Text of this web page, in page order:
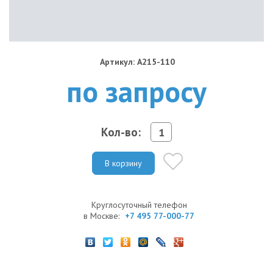
Артикул: A215-110
по запросу
Кол-во:
В корзину
Круглосуточный телефон
в Москве: +7 495 77-000-77